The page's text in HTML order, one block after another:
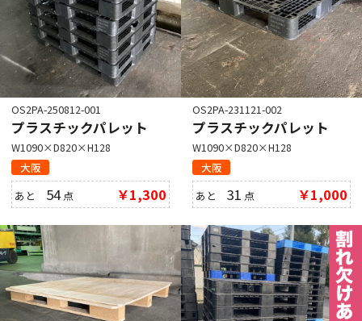
OS2PA-250812-001
プラスチックパレット
W1090×D820×H128
大阪
あと 54点 ￥1,300
OS2PA-231121-002
プラスチックパレット
W1090×D820×H128
大阪
あと31 点 ￥1,000